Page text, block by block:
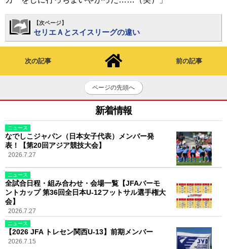
【次ページ】
セリエＡとスイスリーグの違い
次の記事 前の記事
ページの先頭へ
新着情報
ニュース
なでしこジャパン（日本女子代表）メンバー発
表！【第20回アジア競技大会】
2026.7.27
ニュース
全試合日程・組み合わせ・会場一覧【JFAバーモ
ントカップ 第36回全日本U-12フットサル選手権大
会】
2026.7.27
ニュース
【2026 JFA トレセン関西U-13】前期メンバー
2026.7.15